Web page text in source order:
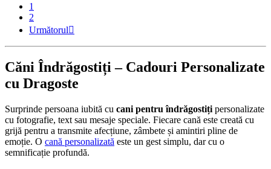
1
2
Următorul
Căni Îndrăgostiți – Cadouri Personalizate
cu Dragoste
Surprinde persoana iubită cu cani pentru îndrăgostiți personalizate
cu fotografie, text sau mesaje speciale. Fiecare cană este creată cu
grijă pentru a transmite afecțiune, zâmbete și amintiri pline de
emoție. O cană personalizată este un gest simplu, dar cu o
semnificație profundă.